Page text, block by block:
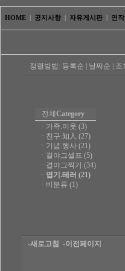
HOME 공지사항 자유게시판 연작
정렬방법: 등록순 날짜순 조
전체 Category
ㆍ 가족.이웃 (3)
ㆍ 친구.知人 (27)
ㆍ 기념.행사 (21)
ㆍ 결야그셀프 (5)
ㆍ 결야그찍기 (34)
ㆍ 엽기.테러 (21)
ㆍ 비분류 (1)
-새로고침
-이전페이지